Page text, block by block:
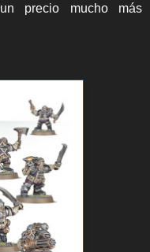
precio mucho más